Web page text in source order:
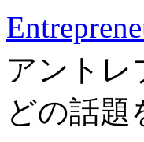
アントレ
どの話題